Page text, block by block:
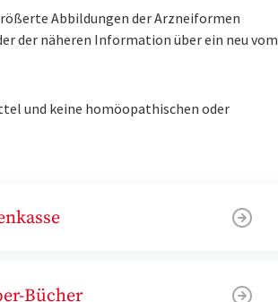
Abbildungen der Arzneiformen
der näheren Information über ein neu vom
und keine homöopathischen oder
Bücher